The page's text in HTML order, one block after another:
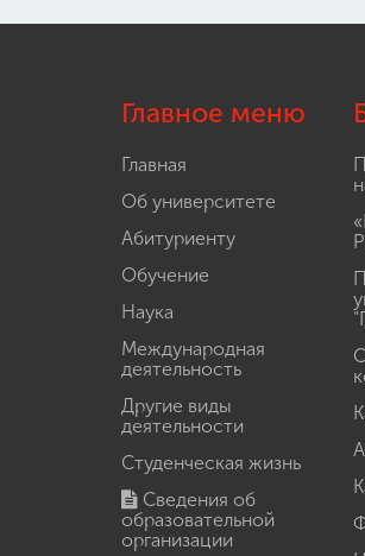
Главное меню
Главная
Об университете
Абитуриенту
Обучение
Наука
Международная
деятельность
Другие виды
деятельности
Студенческая жизнь
Сведения об
образовательной
организации